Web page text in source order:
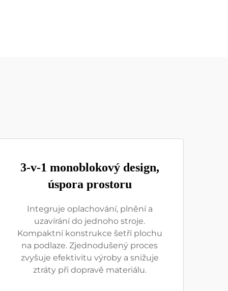
3-v-1 monoblokový design,
úspora prostoru
Integruje oplachování, plnění a
uzavírání do jednoho stroje.
Kompaktní konstrukce šetří plochu
na podlaze. Zjednodušený proces
zvyšuje efektivitu výroby a snižuje
ztráty při dopravě materiálu.